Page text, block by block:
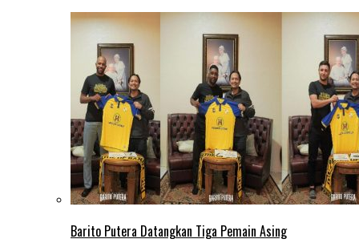
Barito Putera Datangkan Tiga Pemain Asing